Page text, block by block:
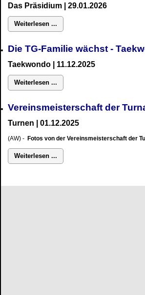
Das Präsidium | 29.01.2026
Weiterlesen ...
Die TG-Familie wächst -
Taekwondo | 11.12.2025
Weiterlesen ...
Vereinsmeisterschaft der
Turnen | 01.12.2025
(AW) -Fotos von der Vereinsmeisterschaft der
Weiterlesen ...